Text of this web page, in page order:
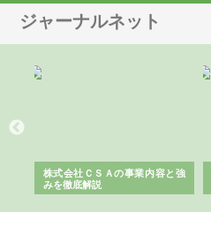
ジャーナルネット
株式会社ＣＳＡの事業内容と強
みを徹底解説